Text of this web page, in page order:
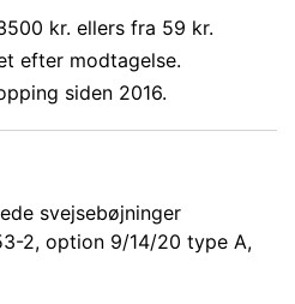
kr. ellers fra 59 kr.
efter modtagelse.
siden 2016.
svejsebøjninger
2, option 9/14/20 type A,